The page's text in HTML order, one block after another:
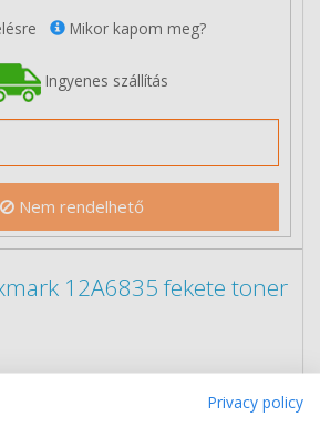
Mikor kapom meg?
Ingyenes szállítás
Nem rendelhető
12A6835 fekete toner
Privacy policy